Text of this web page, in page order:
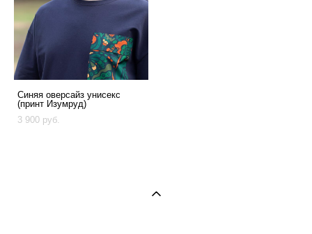
Синяя оверсайз унисекс
(принт Изумруд)
3 900 pуб.